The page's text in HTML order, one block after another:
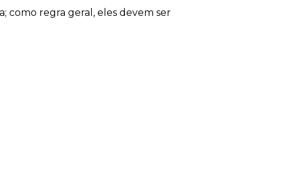
como regra geral, eles devem ser